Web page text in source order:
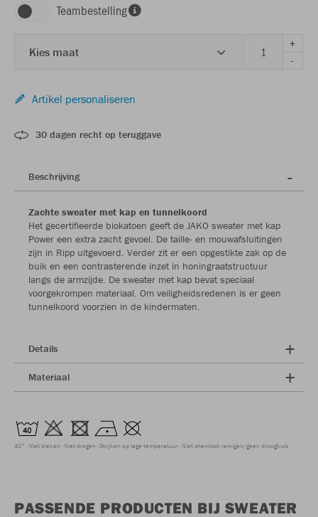
Teambestelling
Kies maat
+
-
Artikel personaliseren
30 dagen recht op teruggave
Beschrijving
Zachte sweater met kap en tunnelkoord
Het gecertifieerde biokatoen geeft de JAKO sweater met kap
Power een extra zacht gevoel. De taille- en mouwafsluitingen
zijn in Ripp uitgevoerd. Verder zit er een opgestikte zak op de
buik en een contrasterende inzet in honingraatstructuur
langs de armzijde. De sweater met kap bevat speciaal
voorgekrompen materiaal. Om veiligheidsredenen is er geen
tunnelkoord voorzien in de kindermaten.
Details
Materiaal
40° Niet bleken Niet drogen Strijken op lage temperatuur Niet chemisch reinigen/geen droogkuis
PASSENDE PRODUCTEN BIJ SWEATER